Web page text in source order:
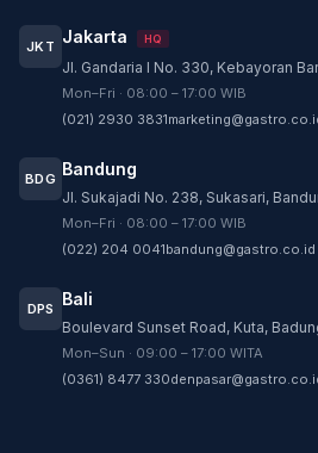
JKT Jakarta HQ
Jl. Gandaria I No. 330, Kebayoran
Mon–Fri · 08:00 – 17:00 WIB
(021) 2930 3831
BDG Bandung
Jl. Sukajadi No. 238, Sukasari,
Mon–Fri · 08:00 – 17:00 WIB
(022) 204 0041bandung@gastro.co.id
DPS Bali
Boulevard Sunset Road, Kuta,
Mon–Sun · 09:00 – 17:00 WITA
(0361) 8477 330
Customer Service
sesuai kebutuhan Anda.
Tim biasanya membalas dalam
CS - Tanya
CS - Sparepart
Konsultasi dan